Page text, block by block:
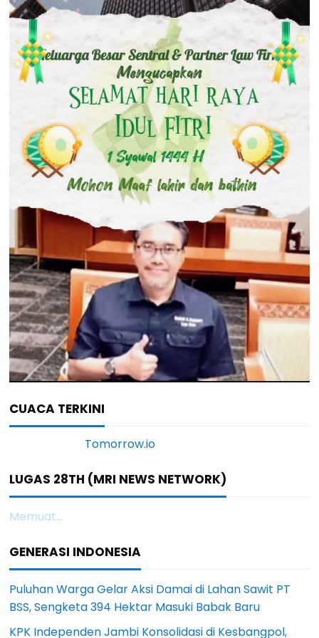
CUACA TERKINI
LUGAS 28TH (MRI NEWS NETWORK)
Memuat...
GENERASI INDONESIA
Puluhan Warga Gelar Aksi Damai di Lahan Sawit PT
BSS, Sengketa 394 Hektar Masuki Babak Baru
KPK Independen Jambi Konsolidasi di Kesbangpol,